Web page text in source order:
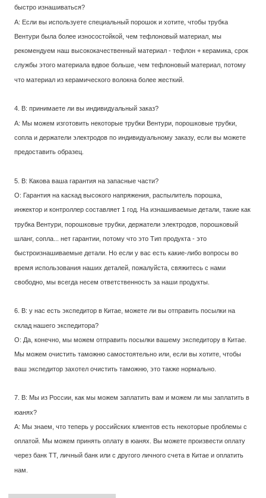
быстро изнашиваться?
A: Если вы используете специальный порошок и хотите, чтобы трубка
Вентури была более износостойкой, чем тефлоновый материал, мы
рекомендуем наш высококачественный материал - тефлон + керамика, срок
службы этого материала вдвое больше, чем тефлоновый материал, потому
что материал из керамического волокна более жесткий.
4. В: принимаете ли вы индивидуальный заказ?
A: Мы можем изготовить некоторые трубки Вентури, порошковые трубки,
сопла и держатели электродов по индивидуальному заказу, если вы можете
предоставить образец.
5. В: Какова ваша гарантия на запасные части?
О: Гарантия на каскад высокого напряжения, распылитель порошка,
инжектор и контроллер составляет 1 год. На изнашиваемые детали, такие как
трубка Вентури, порошковые трубки, держатели электродов, порошковый
шланг, сопла... нет гарантии, потому что это Тип продукта - это
быстроизнашиваемые детали. Но если у вас есть какие-либо вопросы во
время использования наших деталей, пожалуйста, свяжитесь с нами
свободно, мы всегда несем ответственность за наши продукты.
6. В: у нас есть экспедитор в Китае, можете ли вы отправить посылки на
склад нашего экспедитора?
О: Да, конечно, мы можем отправить посылки вашему экспедитору в Китае.
Мы можем очистить таможню самостоятельно или, если вы хотите, чтобы
ваш экспедитор захотел очистить таможню, это также нормально.
7. В: Мы из России, как мы можем заплатить вам и можем ли мы заплатить в
юанях?
A: Мы знаем, что теперь у российских клиентов есть некоторые проблемы с
оплатой. Мы можем принять оплату в юанях. Вы можете произвести оплату
через банк TT, личный банк или с другого личного счета в Китае и оплатить
нам.